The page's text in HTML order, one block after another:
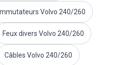
Volvo 1800
Volvo 240/260
Feux divers Volvo 240/260
Câbles Volvo 240/260